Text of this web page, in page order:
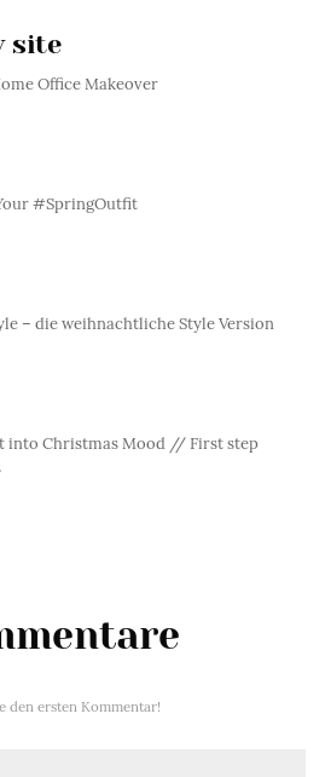
site
Office Makeover
#SpringOutfit
– die weihnachtliche Style Version
into Christmas Mood // First step
den ersten Kommentar!